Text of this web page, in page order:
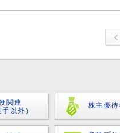
関連
手以外）
株主優